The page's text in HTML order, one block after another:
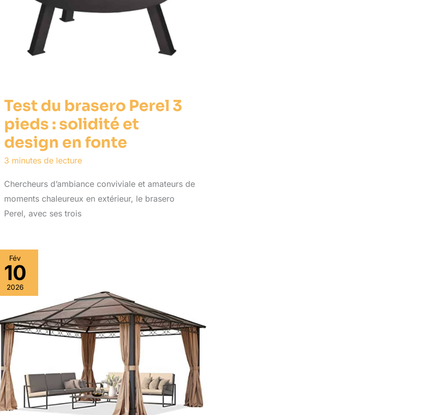
Test du brasero Perel 3
pieds : solidité et
design en fonte
3 minutes de lecture
Chercheurs d’ambiance conviviale et amateurs de
moments chaleureux en extérieur, le brasero
Perel, avec ses trois
Fév
10
2026